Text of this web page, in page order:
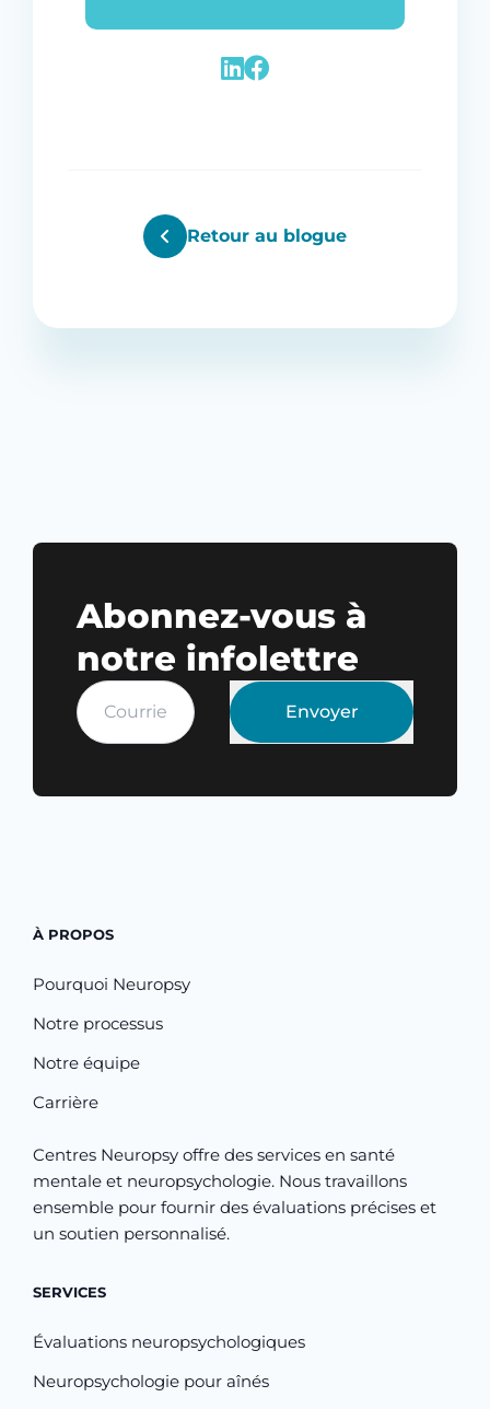
Retour au blogue
Abonnez-vous à
notre infolettre
Envoyer
À PROPOS
Pourquoi Neuropsy
Notre processus
Notre équipe
Carrière
Centres Neuropsy offre des services en santé
mentale et neuropsychologie. Nous travaillons
ensemble pour fournir des évaluations précises et
un soutien personnalisé.
SERVICES
Évaluations neuropsychologiques
Neuropsychologie pour aînés